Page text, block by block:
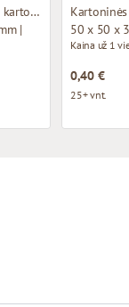
Mikrogofruotojo kartono dėžutė su langu
|
50 x 50 x
Kaina už 1
0,40 €
25+ vnt.